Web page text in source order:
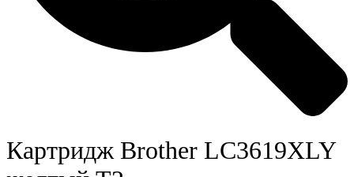
Картридж Brother LC3619XLY